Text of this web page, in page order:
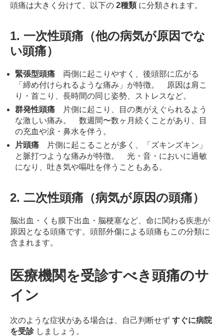
治
が
行
治
の
た
め
の
ア
ー
ク
コ
デ
ィ
シ
ョ
ニ
ン
自
由
が
丘
頭痛は大きく分けて、以下の 2種類に分類されます。
1. 一次性頭痛（他の病気が原因でな
い頭痛）
緊張型頭痛 両側に起こりやすく、後頭部に広がる
「締め付けられるような痛み」が特徴。
原因は肩こ
り・首こり、長時間の同じ姿勢、ストレスなど。
群発性頭痛 片側に起こり、目の奥がえぐられるよう
な激しい痛み。
数週間〜数ヶ月続くことがあり、目
の充血や涙・鼻水を伴う。
片頭痛 片側に起こることが多く、「ズキンズキン」
と脈打つような痛みが特徴。
光・音・においに過敏
になり、吐き気や嘔吐を伴うこともある。
2. 二次性頭痛（病気が原因の頭痛）
脳出血・くも膜下出血・脳梗塞など、命に関わる疾患が
原因となる頭痛です。 頭部外傷による頭痛もこの分類に
含まれます。
医療機関を受診すべき頭痛のサ
イン
次のような症状がある場合は、自己判断せず すぐに病院
を受診しましょう。